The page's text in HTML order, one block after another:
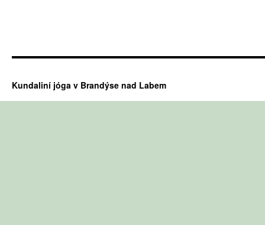
Kundaliní jóga v Brandýse nad Labem